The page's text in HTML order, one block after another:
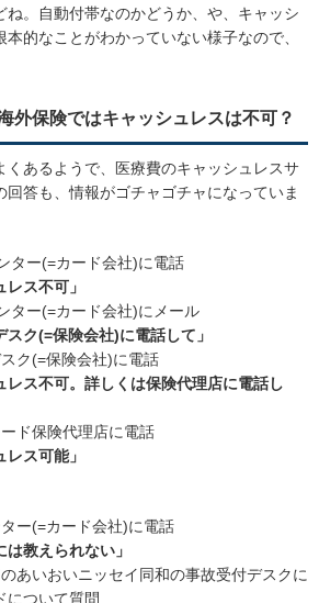
ね。自動付帯なのかどうか、や、キャッシ
的なことがわかっていない様子なので、
外保険ではキャッシュレスは不可？
くあるようで、医療費のキャッシュレスサ
回答も、情報がゴチャゴチャになっていま
ター(=カード会社)に電話
ス不可」
ター(=カード会社)にメール
ク(=保険会社)に電話して」
ク(=保険会社)に電話
ス不可。詳しくは保険代理店に電話し
ド保険代理店に電話
ス可能」
ー(=カード会社)に電話
教えられない」
あいおいニッセイ同和の事故受付デスクに
について質問